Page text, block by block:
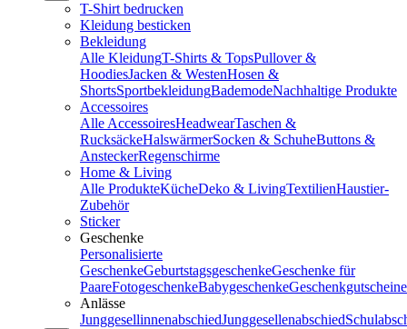
T-Shirt bedrucken
Kleidung besticken
Bekleidung
Alle KleidungT-Shirts & TopsPullover &
HoodiesJacken & WestenHosen &
ShortsSportbekleidungBademodeNachhaltige Produkte
Accessoires
Alle AccessoiresHeadwearTaschen &
RucksäckeHalswärmerSocken & SchuheButtons &
AnsteckerRegenschirme
Home & Living
Alle ProdukteKücheDeko & LivingTextilienHaustier-
Zubehör
Sticker
Geschenke
Personalisierte
GeschenkeGeburtstagsgeschenkeGeschenke für
PaareFotogeschenkeBabygeschenkeGeschenkgutscheine
Anlässe
JunggesellinnenabschiedJunggesellenabschied